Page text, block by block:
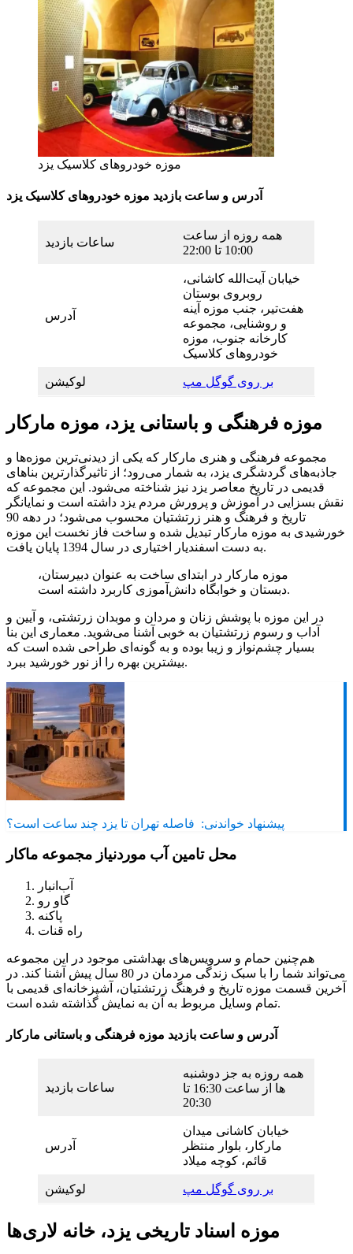
موزه خودروهای کلاسیک یزد
آدرس و ساعت بازدید موزه خودروهای کلاسیک یزد
ساعات بازدید
همه روزه از ساعت
10:00 تا 22:00
آدرس
خیابان آیت‌الله کاشانی،
روبروی بوستان
هفت‌تیر، جنب موزه آینه‌
و روشنایی، مجموعه
کارخانه جنوب، موزه
خودروهای کلاسیک
لوکیشن بر روی گوگل مپ
موزه فرهنگی و باستانی یزد، موزه مارکار
مجموعه فرهنگی و هنری مارکار که یکی از دیدنی‌ترین موزه‌ها و
جاذبه‌های گردشگری یزد، به شمار می‌رود؛ از تاثیرگذارترین بناهای
قدیمی در تاریخ معاصر یزد نیز شناخته می‌شود. این مجموعه که
نقش بسزایی در آموزش و پرورش مردم یزد داشته است و نمایانگر
تاریخ و فرهنگ و هنر زرتشتیان محسوب می‌شود؛ در دهه 90
خورشیدی به موزه مارکار تبدیل شده و ساخت فاز نخست این موزه
به دست اسفندیار اختیاری در سال 1394 پایان یافت.
موزه مارکار در ابتدای ساخت به عنوان دبیرستان،
دبستان و خوابگاه دانش‌آموزی کاربرد داشته است.
در این موزه با پوشش زنان و مردان و موبدان زرتشتی، و آیین و
آداب و رسوم زرتشتیان به خوبی آشنا می‌شوید. معماری این بنا
بسیار چشم‌نواز و زیبا بوده و به گونه‌ای طراحی شده است که
بیشترین بهره را از نور خورشید ببرد.
پیشنهاد خواندنی: فاصله تهران تا یزد چند ساعت است؟
محل تامین آب موردنیاز مجموعه ماکار
آب‌انبار
گاو رو
پاکنه
راه قنات
هم‌چنین حمام و سرویس‌های بهداشتی موجود در این مجموعه
می‌تواند شما را با سبک زندگی مردمان در 80 سال پیش آشنا کند. در
آخرین قسمت موزه تاریخ و فرهنگ زرتشتیان، آشپزخانه‌ای قدیمی با
تمام وسایل مربوط به آن به نمایش گذاشته شده است.
آدرس و ساعت بازدید موزه فرهنگی و باستانی مارکار
ساعات بازدید
همه روزه به جز دوشنبه
ها از ساعت 16:30 تا
20:30
آدرس
خیابان کاشانی میدان
مارکار، بلوار منتظر
قائم، کوچه میلاد
لوکیشن بر روی گوگل مپ
موزه اسناد تاریخی یزد، خانه لاری‌ها